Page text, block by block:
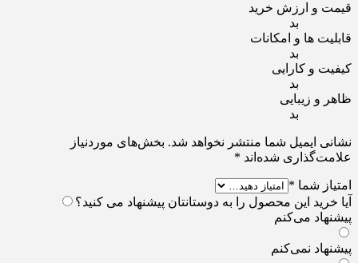
قیمت و ارزش خرید
بد
قابلیت ها و امکانات
بد
کیفیت و کارایی
بد
ظاهر و زیبایی
بد
نشانی ایمیل شما منتشر نخواهد شد. بخش‌های موردنیاز
علامت‌گذاری شده‌اند *
امتیاز شما *
آیا خرید این محصول را به دوستانتان پیشنهاد می کنید؟
پیشنهاد می‌کنم
پیشنهاد نمی‌کنم